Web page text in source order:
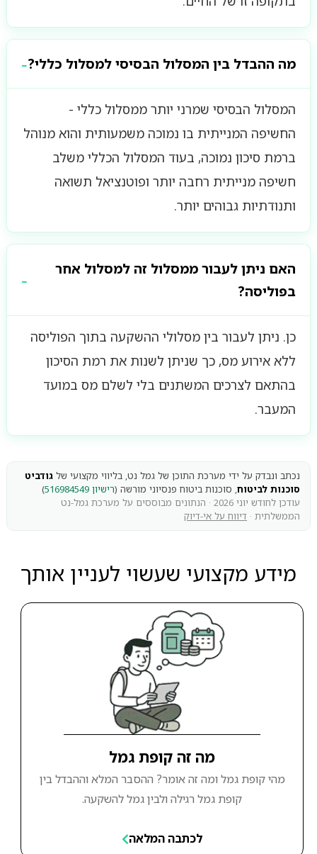
מה ההבדל בין המסלול הבסיסי למסלול כללי?
המסלול הבסיסי שמרני יותר ממסלול כללי -
החשיפה המנייתית בו נמוכה משמעותית והוא מנוהל
ברמת סיכון נמוכה, בעוד המסלול הכללי משלב
חשיפה מנייתית רחבה יותר ופוטנציאל תשואה
ותנודתיות גבוהים יותר.
האם ניתן לעבור ממסלול זה למסלול אחר
בפוליסה?
כן. ניתן לעבור בין מסלולי ההשקעה בתוך הפוליסה
ללא אירוע מס, כך שניתן לשנות את רמת הסיכון
בהתאם לצרכים המשתנים בלי לשלם מס במועד
המעבר.
נכתב ונבדק על ידי מערכת התוכן של גמל נט, בליווי מקצועי של גודביט
סוכנות לביטוח, סוכנות ביטוח פנסיוני מורשה (רישיון 516984549
)
עודכן לחודש יוני 2026 · הנתונים מבוססים על מערכת גמל-נט
הממשלתית · דיווח על אי-דיוק
מידע מקצועי שעשוי לעניין אותך
מה זה קופת גמל
מהי קופת גמל ומה זה אומר? ההסבר המלא וההבדל בין
קופת גמל רגילה ולבין גמל להשקעה.
לכתבה המלאה